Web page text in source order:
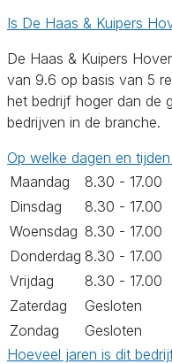
Is De Haas & Kuipers
De Haas & Kuipers
van 9.6 op basis van 5
het bedrijf hoger dan de
bedrijven in de branche.
Op welke dagen en
Maandag
8.30 - 17.00
Dinsdag
8.30 - 17.00
Woensdag 8.30 - 17.00
Donderdag 8.30 - 17.00
Vrijdag
8.30 - 17.00
Zaterdag
Gesloten
Zondag
Gesloten
Hoeveel jaren is dit